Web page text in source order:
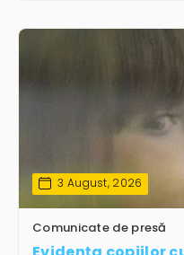
3 August, 2026
Comunicate de presă